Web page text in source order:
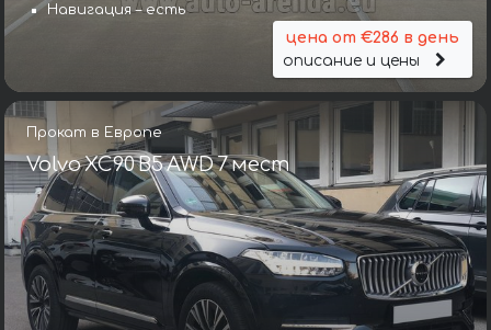
Навигация – есть
цена от €286 в день
описание и цены
Прокат в Европе
Volvo XC90 B5 AWD 7 мест